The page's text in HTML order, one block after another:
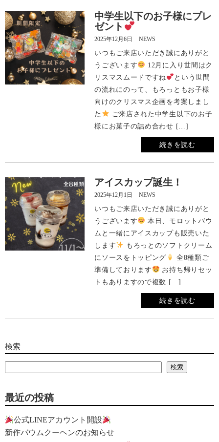
中学生以下のお子様にプレ
ゼント
2025年12月6日 NEWS
いつもご来店いただき誠にありがと
うございます
12月に入り世間はク
リスマスムードですね
という世間
の流れにのって、もろっともお子様
向けのクリスマス企画を考案しまし
た
ご来店された中学生以下のお子
様にお菓子の詰め合わせ […]
続きを読む
アイスカップ誕生！
2025年12月1日 NEWS
いつもご来店いただき誠にありがと
うございます
本日、モロットバウ
ムと一緒にアイスカップも販売いた
します
もろっとのソフトクリーム
にソースをトッピング
全8種類ご
準備しております
お持ち帰りセッ
トもありますので複数 […]
続きを読む
検索
検索
最近の投稿
公式LINEアカウント開設
新作バウムクーヘンのお知らせ